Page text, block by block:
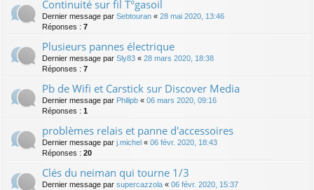
Continuité sur fil T°gasoil
Dernier message par Sebtouran « 28 mai 2020, 13:46
Réponses : 7
Plusieurs pannes électrique
Dernier message par Sly83 « 28 mars 2020, 18:38
Réponses : 7
Pb de Wifi et Carstick sur Discover Media
Dernier message par Philipb « 06 mars 2020, 09:16
Réponses : 1
problèmes relais et panne d'accessoires
Dernier message par j.michel « 06 févr. 2020, 18:43
Réponses : 20
Clés du neiman qui tourne 1/3
Dernier message par supercazzola « 06 févr. 2020, 15:37